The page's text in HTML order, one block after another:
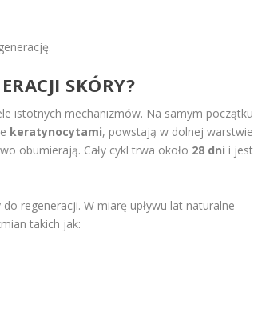
SKÓRY?
istotnych mechanizmów. Na samym początku
keratynocytami, powstają w dolnej warstwie
obumierają. Cały cykl trwa około 28 dni i jest
regeneracji. W miarę upływu lat naturalne
takich jak: